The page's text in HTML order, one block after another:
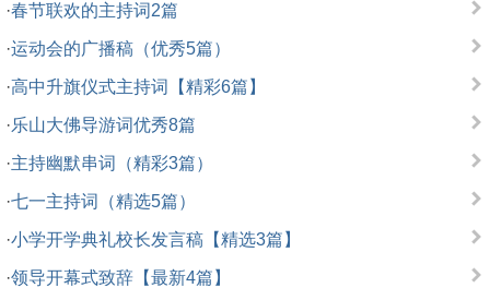
·春节联欢的主持词2篇
·运动会的广播稿（优秀5篇）
·高中升旗仪式主持词【精彩6篇】
·乐山大佛导游词优秀8篇
·主持幽默串词（精彩3篇）
·七一主持词（精选5篇）
·小学开学典礼校长发言稿【精选3篇】
·领导开幕式致辞【最新4篇】